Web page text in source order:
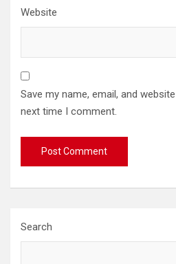
Website
Save my name, email, and
next time I comment.
Search